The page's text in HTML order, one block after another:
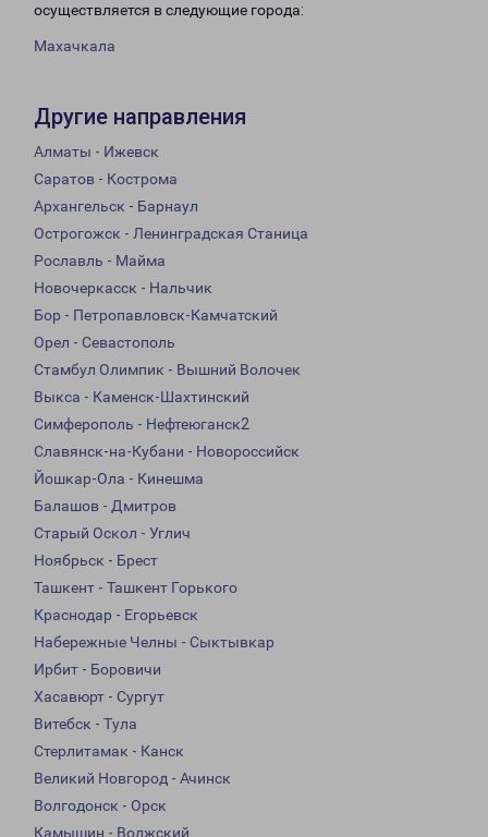
осуществляется в следующие города:
Махачкала
Другие направления
Алматы - Ижевск
Саратов - Кострома
Архангельск - Барнаул
Острогожск - Ленинградская Станица
Рославль - Майма
Новочеркасск - Нальчик
Бор - Петропавловск-Камчатский
Орел - Севастополь
Стамбул Олимпик - Вышний Волочек
Выкса - Каменск-Шахтинский
Симферополь - Нефтеюганск2
Славянск-на-Кубани - Новороссийск
Йошкар-Ола - Кинешма
Балашов - Дмитров
Старый Оскол - Углич
Ноябрьск - Брест
Ташкент - Ташкент Горького
Краснодар - Егорьевск
Набережные Челны - Сыктывкар
Ирбит - Боровичи
Хасавюрт - Сургут
Витебск - Тула
Стерлитамак - Канск
Великий Новгород - Ачинск
Волгодонск - Орск
Камышин - Волжский